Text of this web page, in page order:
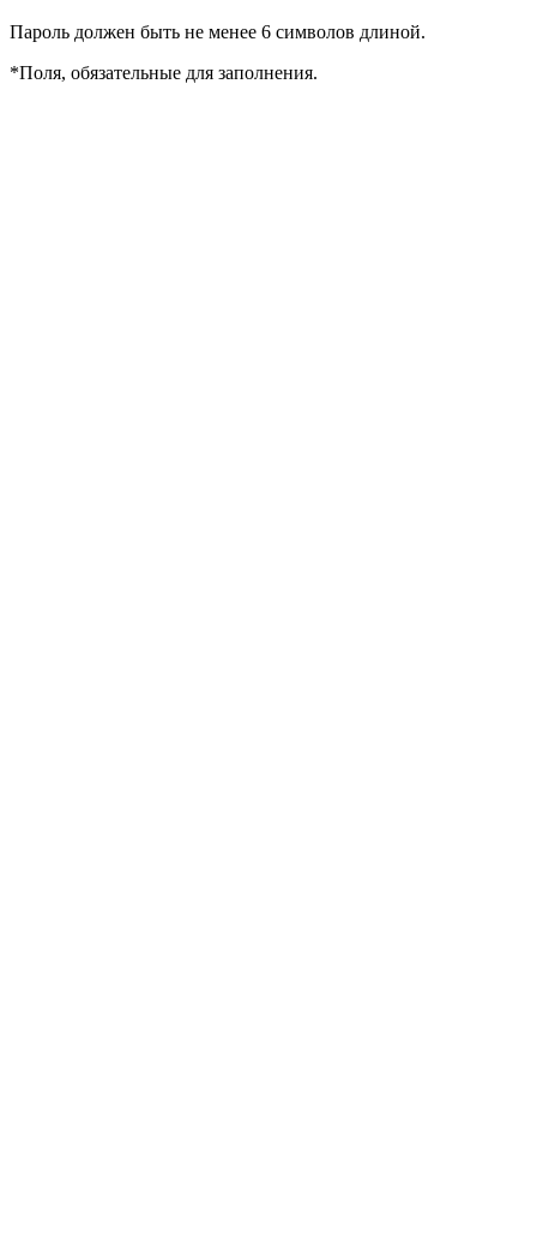
Пароль должен быть не менее 6 символов длиной.
*Поля, обязательные для заполнения.